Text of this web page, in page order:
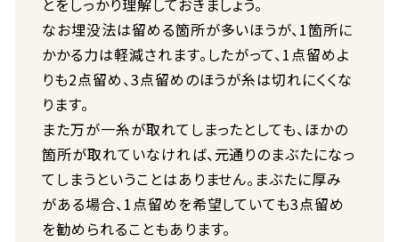
とをしっかり理解しておきましょう。
なお埋没法は留める箇所が多いほうが、1箇所に
かかる力は軽減されます。したがって、1点留めよ
りも2点留め、3点留めのほうが糸は切れにくくな
ります。
また万が一糸が取れてしまったとしても、ほかの
箇所が取れていなければ、元通りのまぶたになっ
てしまうということはありません。まぶたに厚み
がある場合、1点留めを希望していても3点留め
を勧められることもあります。